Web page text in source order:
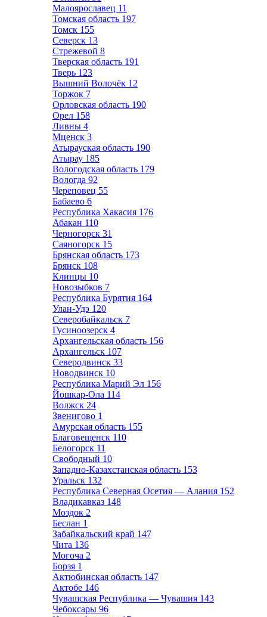
Малоярославец 11
Томская область 197
Томск 155
Северск 13
Стрежевой 8
Тверская область 191
Тверь 123
Вышний Волочёк 12
Торжок 7
Орловская область 190
Орел 158
Ливны 4
Мценск 3
Атырауская область 190
Атырау 185
Вологодская область 179
Вологда 92
Череповец 55
Бабаево 6
Республика Хакасия 176
Абакан 110
Черногорск 31
Саяногорск 15
Брянская область 173
Брянск 108
Клинцы 10
Новозыбков 7
Республика Бурятия 164
Улан-Удэ 120
Северобайкальск 7
Гусиноозерск 4
Архангельская область 156
Архангельск 107
Северодвинск 33
Новодвинск 10
Республика Марий Эл 156
Йошкар-Ола 114
Волжск 24
Звенигово 1
Амурская область 155
Благовещенск 110
Белогорск 11
Свободный 10
Западно-Казахстанская область 153
Уральск 132
Республика Северная Осетия — Алания 152
Владикавказ 148
Моздок 2
Беслан 1
Забайкальский край 147
Чита 136
Могоча 2
Борзя 1
Актюбинская область 147
Актобе 146
Чувашская Республика — Чувашия 143
Чебоксары 96